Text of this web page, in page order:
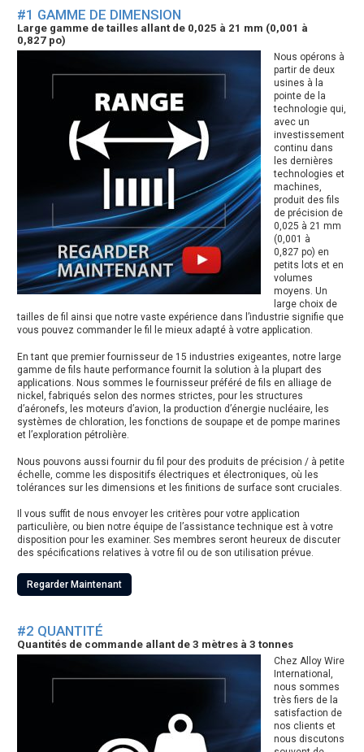
#1 GAMME DE DIMENSION
Large gamme de tailles allant de 0,025 à 21 mm (0,001 à
0,827 po)
Nous opérons à
partir de deux
usines à la
pointe de la
technologie qui,
avec un
investissement
continu dans
les dernières
technologies et
machines,
produit des fils
de précision de
0,025 à 21 mm
(0,001 à
0,827 po) en
petits lots et en
volumes
moyens. Un
large choix de
tailles de fil ainsi que notre vaste expérience dans l’industrie signifie que
vous pouvez commander le fil le mieux adapté à votre application.
En tant que premier fournisseur de 15 industries exigeantes, notre large
gamme de fils haute performance fournit la solution à la plupart des
applications. Nous sommes le fournisseur préféré de fils en alliage de
nickel, fabriqués selon des normes strictes, pour les structures
d’aéronefs, les moteurs d’avion, la production d’énergie nucléaire, les
systèmes de chloration, les fonctions de soupape et de pompe marines
et l’exploration pétrolière.
Nous pouvons aussi fournir du fil pour des produits de précision / à petite
échelle, comme les dispositifs électriques et électroniques, où les
tolérances sur les dimensions et les finitions de surface sont cruciales.
Il vous suffit de nous envoyer les critères pour votre application
particulière, ou bien notre équipe de l’assistance technique est à votre
disposition pour les examiner. Ses membres seront heureux de discuter
des spécifications relatives à votre fil ou de son utilisation prévue.
Regarder Maintenant
#2 QUANTITÉ
Quantités de commande allant de 3 mètres à 3 tonnes
Chez Alloy Wire
International,
nous sommes
très fiers de la
satisfaction de
nos clients et
nous discutons